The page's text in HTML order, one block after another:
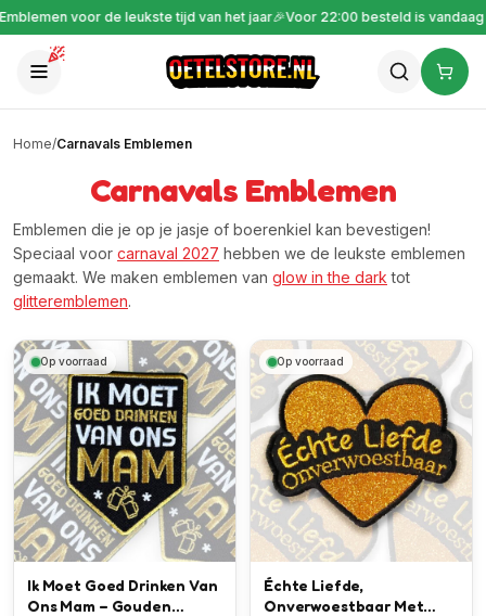
Emblemen voor de leukste tijd van het jaar🎉Voor 22:00 besteld is
Home/Carnavals Emblemen
Carnavals Emblemen
Emblemen die je op je jasje of boerenkiel kan bevestigen!
Speciaal voor carnaval 2027 hebben we de leukste emblemen
gemaakt. We maken emblemen van glow in the dark tot
glitteremblemen.
Op voorraad
Ik Moet Goed Drinken Van
Ons Mam – Gouden
Op voorraad
Échte Liefde,
Onverwoestbaar Met